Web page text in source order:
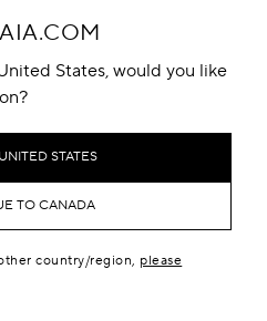
States, would you like
STATES
TO CANADA
country/region, please